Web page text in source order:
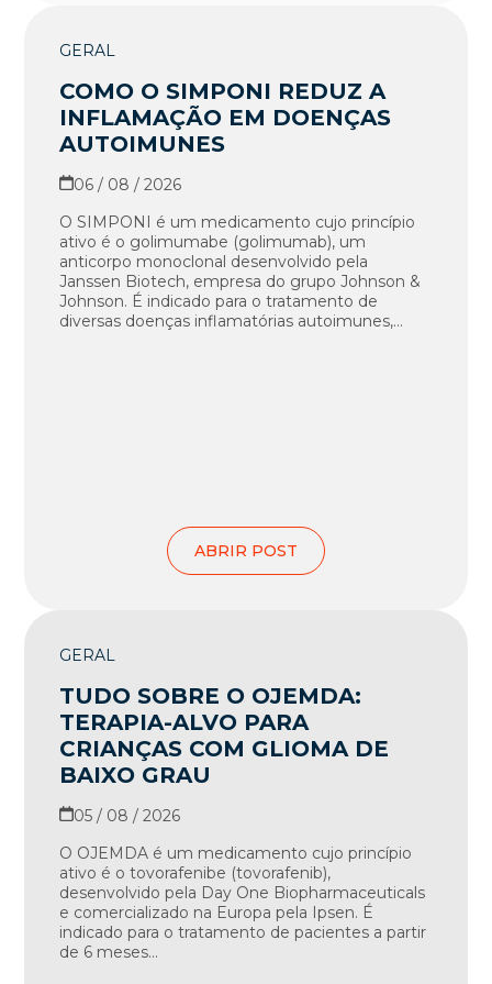
GERAL
COMO O SIMPONI REDUZ A
INFLAMAÇÃO EM DOENÇAS
AUTOIMUNES
06 / 08 / 2026
O SIMPONI é um medicamento cujo princípio
ativo é o golimumabe (golimumab), um
anticorpo monoclonal desenvolvido pela
Janssen Biotech, empresa do grupo Johnson &
Johnson. É indicado para o tratamento de
diversas doenças inflamatórias autoimunes,...
ABRIR POST
GERAL
TUDO SOBRE O OJEMDA:
TERAPIA-ALVO PARA
CRIANÇAS COM GLIOMA DE
BAIXO GRAU
05 / 08 / 2026
O OJEMDA é um medicamento cujo princípio
ativo é o tovorafenibe (tovorafenib),
desenvolvido pela Day One Biopharmaceuticals
e comercializado na Europa pela Ipsen. É
indicado para o tratamento de pacientes a partir
de 6 meses...